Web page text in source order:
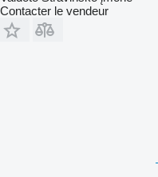
Contacter le vendeur